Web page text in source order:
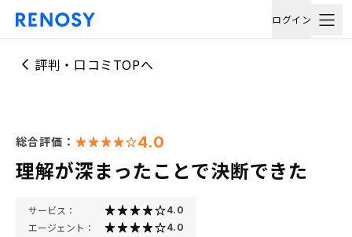
ログイン
評判・口コミTOPへ
総合評価： 4.0
理解が深まったことで決断できた
サービス： 4.0
エージェント： 4.0